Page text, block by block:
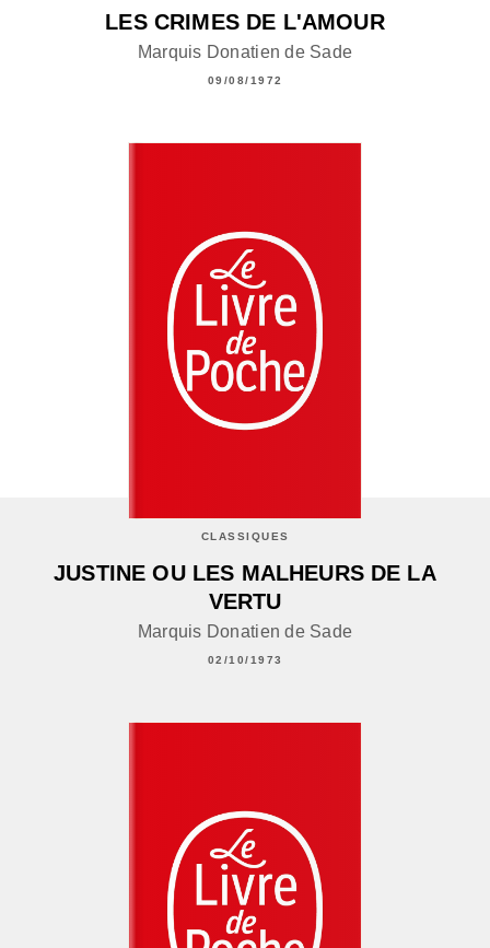
LES CRIMES DE L'AMOUR
Marquis Donatien de Sade
09/08/1972
CLASSIQUES
JUSTINE OU LES MALHEURS DE LA
VERTU
Marquis Donatien de Sade
02/10/1973